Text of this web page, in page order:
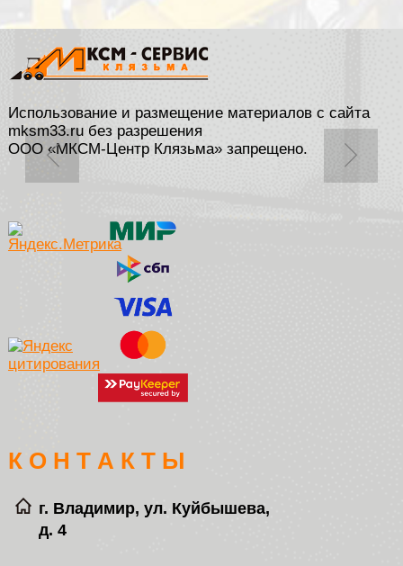
Использование и размещение материалов с сайта
mksm33.ru без разрешения
ООО «МКСМ-Центр Клязьма» запрещено.
К О Н Т А К Т Ы
г. Владимир, ул. Куйбышева,
д. 4